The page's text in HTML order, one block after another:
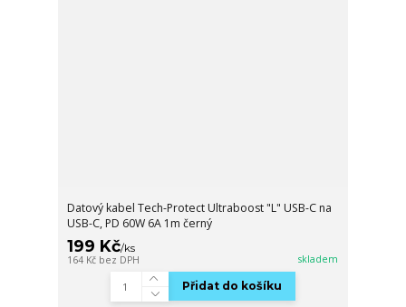
Datový kabel Tech-Protect Ultraboost "L" USB-C na
USB-C, PD 60W 6A 1m černý
199 Kč/ks
164 Kč bez DPH skladem
Přidat do košíku